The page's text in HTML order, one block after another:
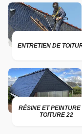
ENTRETIEN DE
RÉSINE ET PEINTURE
TOITURE 22